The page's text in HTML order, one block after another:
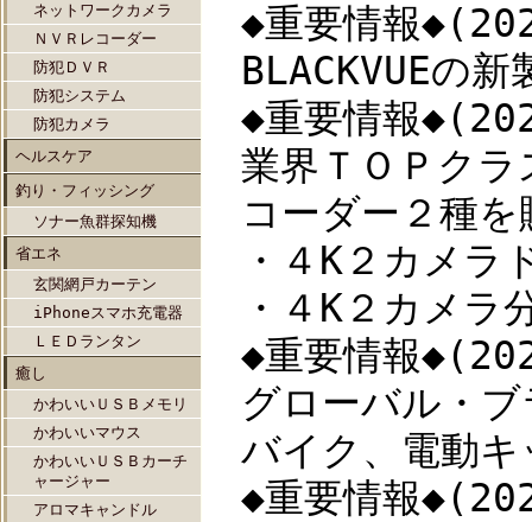
ネットワークカメラ
ＮＶＲレコーダー
防犯ＤＶＲ
防犯システム
防犯カメラ
ヘルスケア
釣り・フィッシング
ソナー魚群探知機
省エネ
玄関網戸カーテン
iPhoneスマホ充電器
ＬＥＤランタン
癒し
かわいいＵＳＢメモリ
かわいいマウス
かわいいＵＳＢカーチ
ャージャー
アロマキャンドル
◆重要情報
BLACKVUEの
◆重要情報
業界ＴＯＰク
コーダー２種
・４K２カメ
・４K２カメ
◆重要情報
グローバル・
バイク、電動
◆重要情報